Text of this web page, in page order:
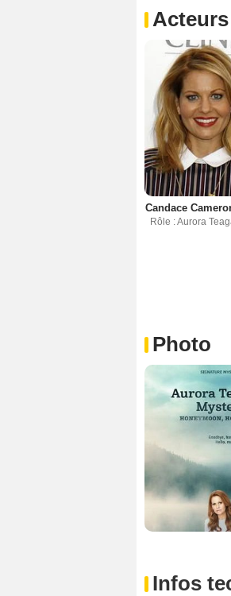
Candace
Rôle : Aurora
Photo
Infos